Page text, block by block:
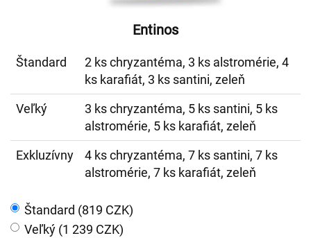
Entinos
Štandard
2 ks chryzantéma, 3 ks alstromérie, 4
ks karafiát, 3 ks santini, zeleň
Veľký
3 ks chryzantéma, 5 ks santini, 5 ks
alstromérie, 5 ks karafiát, zeleň
Exkluzívny
4 ks chryzantéma, 7 ks santini, 7 ks
alstromérie, 7 ks karafiát, zeleň
Štandard (819 CZK)
Veľký (1 239 CZK)